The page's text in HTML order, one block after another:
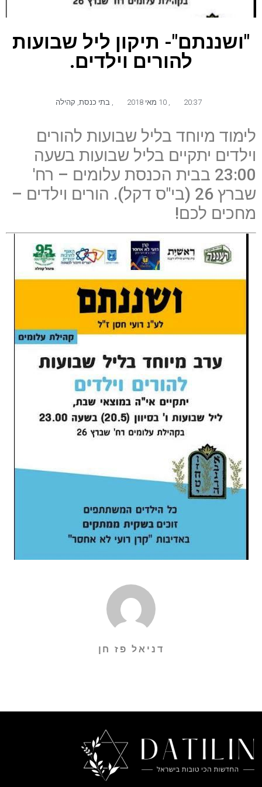
"ושננתם"- תיקון ליל שבועות
להורים וילדים.
20:37 בתי כנסת קהילה
לימוד מיוחד בליל שבועות להורים
וילדים יתקיים בליל שבועות בשעה
23:00 בבית הכנסת עלומים – רח'
שברץ 26 (בי"ס דקל). הורים וילדים –
מחכים לכם!
דניאל פז חן